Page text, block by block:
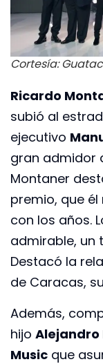
Cortesía:
Ricardo
subió al
ejecutivo
gran admidor
Montaner
premio, que él
con los años.
admirable, un
Destacó la
de Caracas,
Además,
hijo Alejandro
Music que